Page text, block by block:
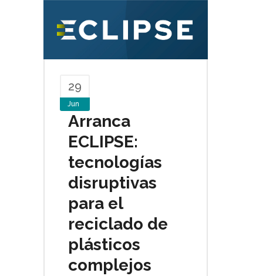
29
Jun
Arranca
ECLIPSE:
tecnologías
disruptivas
para el
reciclado de
plásticos
complejos